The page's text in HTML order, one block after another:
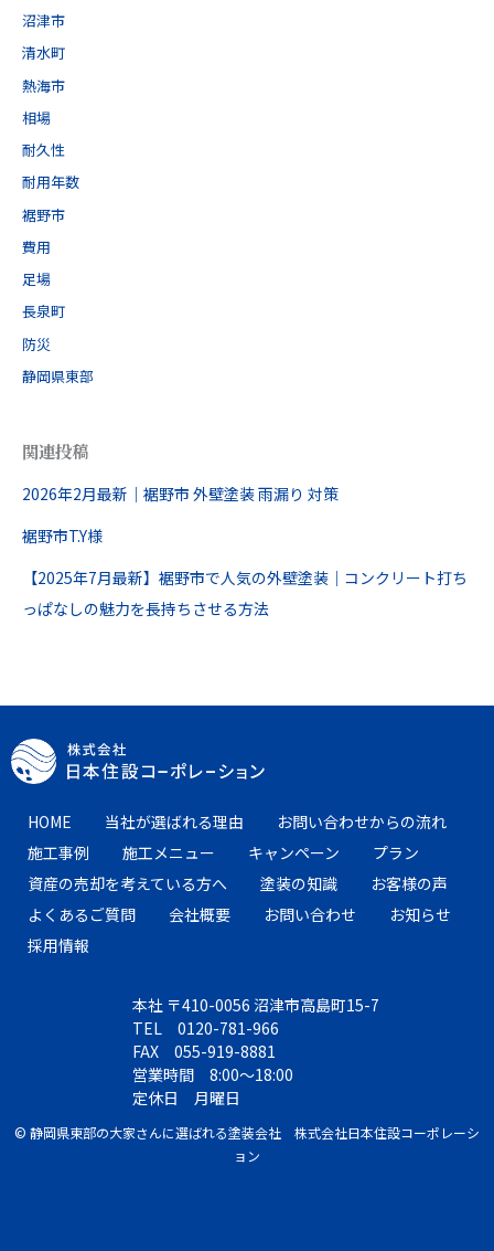
沼津市
清水町
熱海市
相場
耐久性
耐用年数
裾野市
費用
足場
長泉町
防災
静岡県東部
関連投稿
2026年2月最新｜裾野市 外壁塗装 雨漏り 対策
裾野市T.Y様
【2025年7月最新】裾野市で人気の外壁塗装｜コンクリート打ち
っぱなしの魅力を長持ちさせる方法
HOME 当社が選ばれる理由
お問い合わせからの流れ
施工事例
施工メニュー キャンペーン
プラン
資産の売却を考えている方へ
塗装の知識
お客様の声
よくあるご質問
会社概要 お問い合わせ
お知らせ
採用情報
本社 〒410-0056 沼津市高島町15-7
TEL 0120​-781​-966
FAX 055​-919​-8881
営業時間 8:00〜18:00
定休日 月曜日
© 静岡県東部の大家さんに選ばれる塗装会社 株式会社日本住設コーポレーシ
ョン